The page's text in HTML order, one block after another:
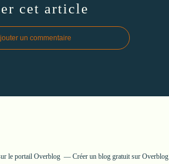
cet article
un commentaire
le portail Overblog Créer un blog gratuit sur Overblog